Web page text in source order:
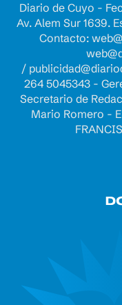
Diario de Cuyo -
Av. Alem Sur 1639.
Contacto:
/
264 5045343 -
Secretario de
Mario Romero -